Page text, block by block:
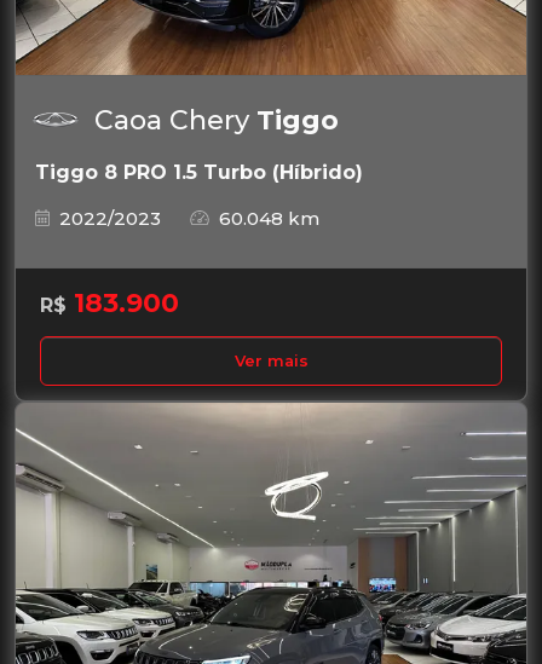
Caoa Chery Tiggo
Tiggo 8 PRO 1.5 Turbo (Híbrido)
2022/2023
60.048 km
R$ 183.900
Ver mais